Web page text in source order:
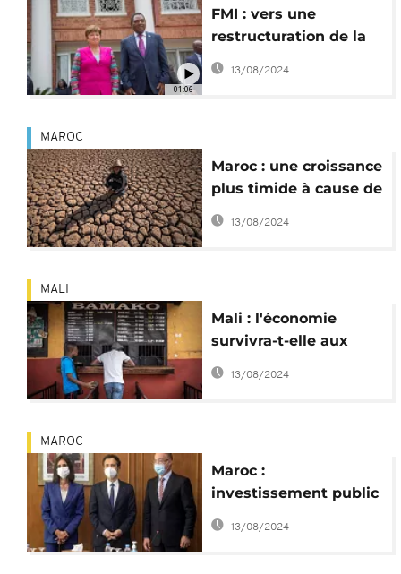
01:06
FMI : vers une
restructuration de la
dette zambienne ?
13/08/2024
MAROC
Maroc : une croissance
plus timide à cause de
la sécheresse
13/08/2024
MALI
Mali : l'économie
survivra-t-elle aux
sanctions de la
CEDEAO ?
13/08/2024
MAROC
Maroc :
investissement public
massif pour relancer
13/08/2024